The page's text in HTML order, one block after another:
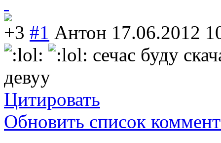
+3 #1 Антон 17.06.2012
сечас буду
девуу
Цитировать
Обновить список